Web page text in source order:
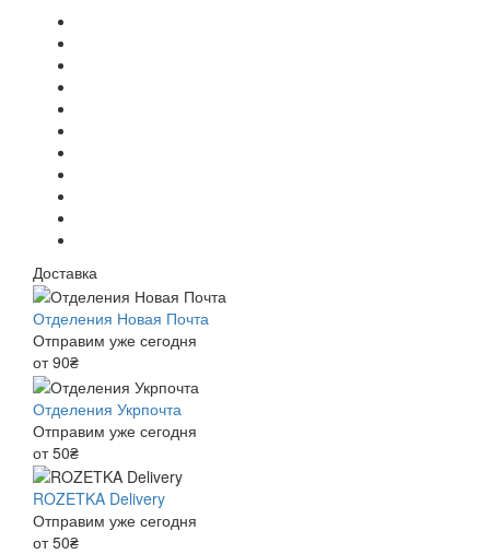
Доставка
Отделения Новая Почта
Отправим уже сегодня
от 90₴
Отделения Укрпочта
Отправим уже сегодня
от 50₴
ROZETKA Delivery
Отправим уже сегодня
от 50₴